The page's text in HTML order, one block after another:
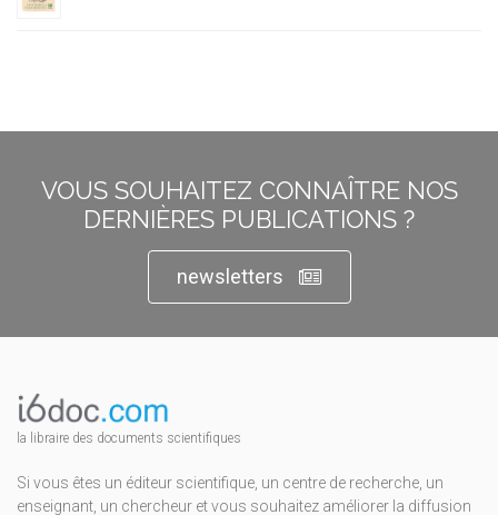
VOUS SOUHAITEZ CONNAÎTRE NOS
DERNIÈRES PUBLICATIONS ?
newsletters
la libraire des documents scientifiques
Si vous êtes un éditeur scientifique, un centre de recherche, un
enseignant, un chercheur et vous souhaitez améliorer la diffusion